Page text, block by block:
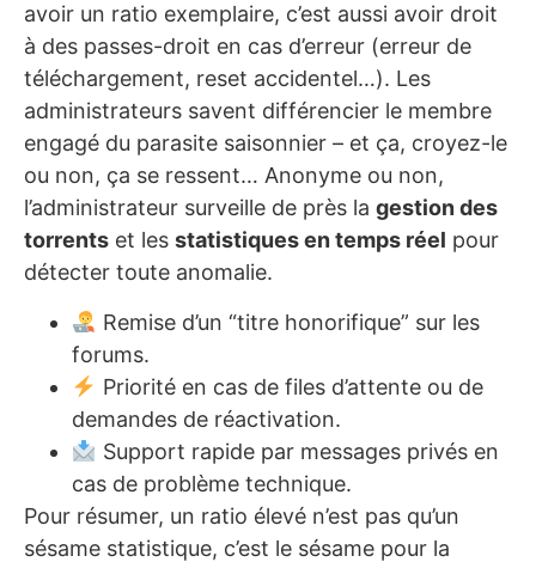
avoir un ratio exemplaire, c’est aussi avoir droit
à des passes-droit en cas d’erreur (erreur de
téléchargement, reset accidentel…). Les
administrateurs savent différencier le membre
engagé du parasite saisonnier – et ça, croyez-le
ou non, ça se ressent… Anonyme ou non,
l’administrateur surveille de près la gestion des
torrents et les statistiques en temps réel pour
détecter toute anomalie.
Remise d’un “titre honorifique” sur les
forums.
Priorité en cas de files d’attente ou de
demandes de réactivation.
Support rapide par messages privés en
cas de problème technique.
Pour résumer, un ratio élevé n’est pas qu’un
sésame statistique, c’est le sésame pour la